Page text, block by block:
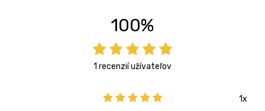
100%
1 recenzií užívateľov
1x